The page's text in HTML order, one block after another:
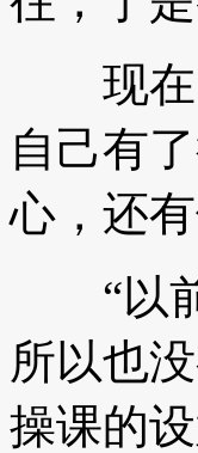
现在，
自己有
心，还
“以前
所以也
操课的